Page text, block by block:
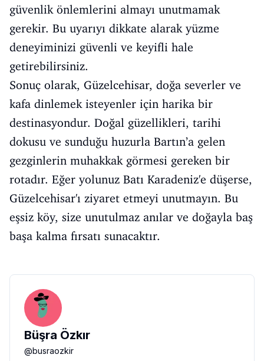
güvenlik önlemlerini almayı unutmamak
gerekir. Bu uyarıyı dikkate alarak yüzme
deneyiminizi güvenli ve keyifli hale
getirebilirsiniz.
Sonuç olarak, Güzelcehisar, doğa severler ve
kafa dinlemek isteyenler için harika bir
destinasyondur. Doğal güzellikleri, tarihi
dokusu ve sunduğu huzurla Bartın’a gelen
gezginlerin muhakkak görmesi gereken bir
rotadır. Eğer yolunuz Batı Karadeniz'e düşerse,
Güzelcehisar'ı ziyaret etmeyi unutmayın. Bu
eşsiz köy, size unutulmaz anılar ve doğayla baş
başa kalma fırsatı sunacaktır.
Büşra Özkır
@busraozkir